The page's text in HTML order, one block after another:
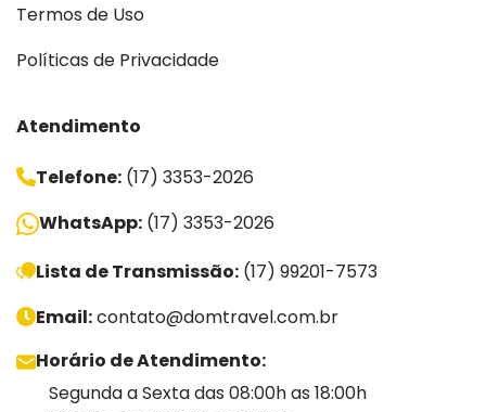
Termos de Uso
Políticas de Privacidade
Atendimento
Telefone: (17) 3353-2026
WhatsApp: (17) 3353-2026
Lista de Transmissão: (17) 99201-7573
Email:contato@domtravel.com.br
Horário de Atendimento:
Segunda a Sexta das 08:00h as 18:00h